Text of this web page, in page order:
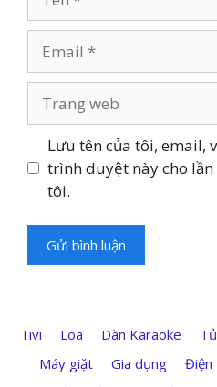
web
Lưu tên của tôi, email,
trình duyệt này cho
tôi.
Tivi Loa Dàn Karaoke
Máy giặt
Gia dụng Điện